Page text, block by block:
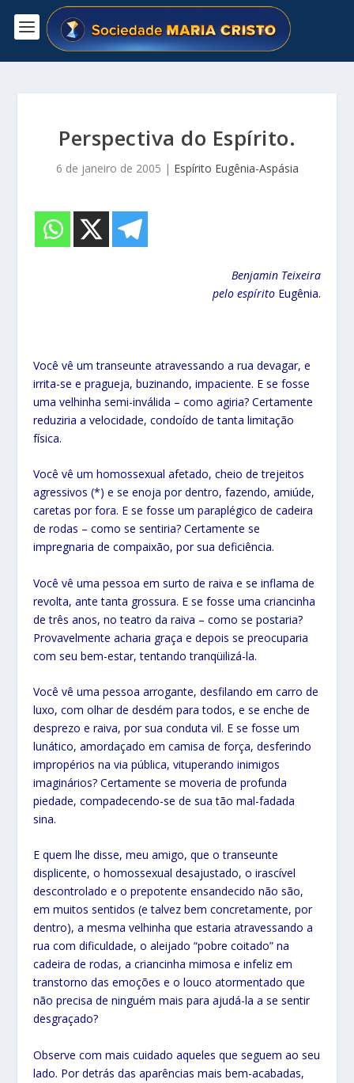
Perspectiva do Espírito.
6 de janeiro de 2005 | Espírito Eugênia-Aspásia
Benjamin Teixeira
pelo espírito Eugênia.
Você vê um transeunte atravessando a rua devagar, e
irrita-se e pragueja, buzinando, impaciente. E se fosse
uma velhinha semi-inválida – como agiria? Certamente
reduziria a velocidade, condoído de tanta limitação
física.
Você vê um homossexual afetado, cheio de trejeitos
agressivos (*) e se enoja por dentro, fazendo, amiúde,
caretas por fora. E se fosse um paraplégico de cadeira
de rodas – como se sentiria? Certamente se
impregnaria de compaixão, por sua deficiência.
Você vê uma pessoa em surto de raiva e se inflama de
revolta, ante tanta grossura. E se fosse uma criancinha
de três anos, no teatro da raiva – como se postaria?
Provavelmente acharia graça e depois se preocuparia
com seu bem-estar, tentando tranqüilizá-la.
Você vê uma pessoa arrogante, desfilando em carro de
luxo, com olhar de desdém para todos, e se enche de
desprezo e raiva, por sua conduta vil. E se fosse um
lunático, amordaçado em camisa de força, desferindo
impropérios na via pública, vituperando inimigos
imaginários? Certamente se moveria de profunda
piedade, compadecendo-se de sua tão mal-fadada
sina.
E quem lhe disse, meu amigo, que o transeunte
displicente, o homossexual desajustado, o irascível
descontrolado e o prepotente ensandecido não são,
em muitos sentidos (e talvez bem concretamente, por
dentro), a mesma velhinha que estaria atravessando a
rua com dificuldade, o aleijado “pobre coitado” na
cadeira de rodas, a criancinha mimosa e infeliz em
transtorno das emoções e o louco atormentado que
não precisa de ninguém mais para ajudá-la a se sentir
desgraçado?
Observe com mais cuidado aqueles que seguem ao seu
lado. Por detrás das aparências mais bem-acabadas,